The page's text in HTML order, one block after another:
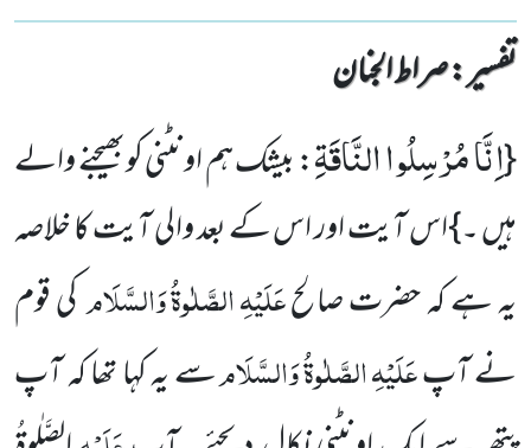
تفسیر : ‎صراط الجنان
{اِنَّا مُرْسِلُوا النَّاقَةِ: بیشک ہم اونٹنی کوبھیجنے والے
ہیں ۔}اس آیت اور اس کے بعد والی آیت کا خلاصہ
یہ ہے کہ حضرت صالحعَلَیْہِالصَّلٰوۃُوَالسَّلَامکی قوم
نے آپعَلَیْہِالصَّلٰوۃُوَالسَّلَامسے یہ کہا تھا کہ آپ